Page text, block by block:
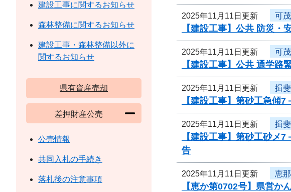
2025年11月11日更新 可
【建設工事】公共 防災
2025年11月11日更新 可
【建設工事】公共 通学
2025年11月11日更新 揖
【建設工事】第砂工急傾
2025年11月11日更新 揖
【建設工事】第砂工砂
告
2025年11月11日更新 恵
【恵か第0702号】県営
建設工事に関するお知らせ
森林整備に関するお知らせ
建設工事・森林整備以外に
関するお知らせ
県有資産売却
差押財産公売
公売情報
共同入札の手続き
落札後の注意事項